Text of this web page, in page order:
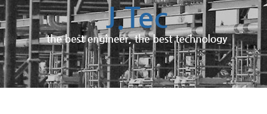
J.Tec
the best engineer, the best technology
JND
We cultivate design excellence